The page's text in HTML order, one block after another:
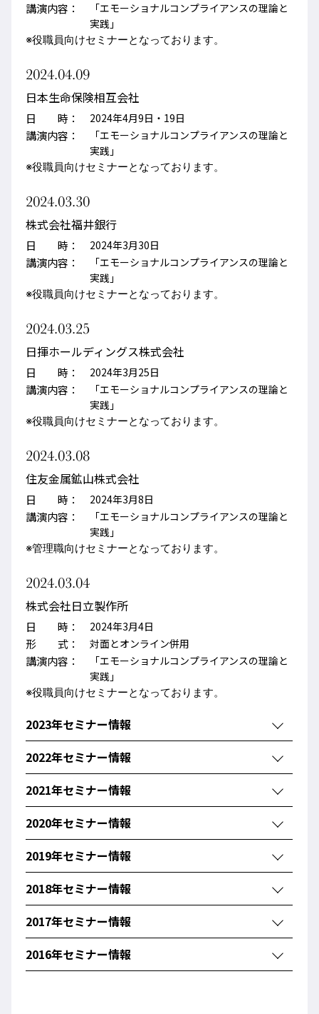
講演内容：
「エモーショナルコンプライアンスの理論と
実践」
※役職員向けセミナーとなっております。
2024.04.09
日本生命保険相互会社
日 時： 2024年4月9日・19日
講演内容：
「エモーショナルコンプライアンスの理論と
実践」
※役職員向けセミナーとなっております。
2024.03.30
株式会社福井銀行
日 時： 2024年3月30日
講演内容：
「エモーショナルコンプライアンスの理論と
実践」
※役職員向けセミナーとなっております。
2024.03.25
日揮ホールディングス株式会社
日 時： 2024年3月25日
講演内容：
「エモーショナルコンプライアンスの理論と
実践」
※役職員向けセミナーとなっております。
2024.03.08
住友金属鉱山株式会社
日 時： 2024年3月8日
講演内容：
「エモーショナルコンプライアンスの理論と
実践」
※管理職向けセミナーとなっております。
2024.03.04
株式会社日立製作所
日 時： 2024年3月4日
形 式： 対面とオンライン併用
講演内容：
「エモーショナルコンプライアンスの理論と
実践」
※役職員向けセミナーとなっております。
2023年セミナー情報
2022年セミナー情報
2021年セミナー情報
2020年セミナー情報
2019年セミナー情報
2018年セミナー情報
2017年セミナー情報
2016年セミナー情報